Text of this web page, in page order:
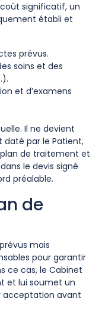
significatif, un
établi et
prévus.
soins et des
et d’examens
Il ne devient
daté par le Patient,
de traitement et
le devis signé
préalable.
de
mais
pour garantir
ce cas, le Cabinet
et lui soumet un
acceptation avant